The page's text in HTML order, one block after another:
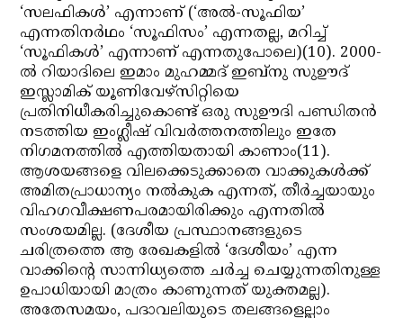
‘സലഫികള്‍’ എന്നാണ് (‘അല്‍-സൂഫിയ’
എന്നതിനര്‍ഥം ‘സൂഫിസം’ എന്നതല്ല, മറിച്ച്
‘സൂഫികള്‍’ എന്നാണ് എന്നതുപോലെ)(10). 2000-
ല്‍ റിയാദിലെ ഇമാം മുഹമ്മദ് ഇബ്നു സുഊദ്
ഇസ്ലാമിക് യൂണിവേഴ്സിറ്റിയെ
പ്രതിനിധീകരിച്ചുകൊണ്ട് ഒരു സുഊദി പണ്ഡിതന്‍
നടത്തിയ ഇംഗ്ലീഷ് വിവര്‍ത്തനത്തിലും ഇതേ
നിഗമനത്തില്‍ എത്തിയതായി കാണാം(11).
ആശയങ്ങളെ വിലക്കെടുക്കാതെ വാക്കുകള്‍ക്ക്
അമിതപ്രാധാന്യം നല്‍കുക എന്നത്, തീര്‍ച്ചയായും
വിഹഗവീക്ഷണപരമായിരിക്കും എന്നതില്‍
സംശയമില്ല. (ദേശീയ പ്രസ്ഥാനങ്ങളുടെ
ചരിത്രത്തെ ആ രേഖകളില്‍ ‘ദേശീയം’ എന്ന
വാക്കിന്റെ സാന്നിധ്യത്തെ ചര്‍ച്ച ചെയ്യുന്നതിനുള്ള
ഉപാധിയായി മാത്രം കാണുന്നത് യുക്തമല്ല).
അതേസമയം, പദാവലിയുടെ തലങ്ങളെല്ലാം